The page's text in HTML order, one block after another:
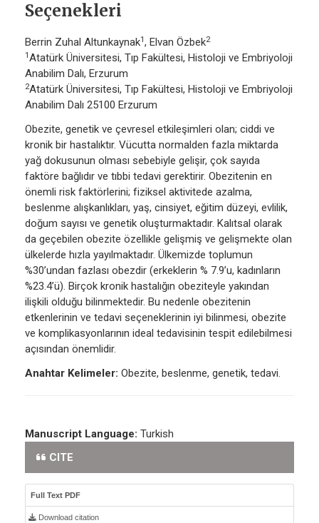
Seçenekleri
Berrin Zuhal Altunkaynak1, Elvan Özbek2
1Atatürk Üniversitesi, Tıp Fakültesi, Histoloji ve Embriyoloji
Anabilim Dalı, Erzurum
2Atatürk Üniversitesi, Tıp Fakültesi, Histoloji ve Embriyoloji
Anabilim Dalı 25100 Erzurum
Obezite, genetik ve çevresel etkileşimleri olan; ciddi ve
kronik bir hastalıktır. Vücutta normalden fazla miktarda
yağ dokusunun olması sebebiyle gelişir, çok sayıda
faktöre bağlıdır ve tıbbi tedavi gerektirir. Obezitenin en
önemli risk faktörlerini; fiziksel aktivitede azalma,
beslenme alışkanlıkları, yaş, cinsiyet, eğitim düzeyi, evlilik,
doğum sayısı ve genetik oluşturmaktadır. Kalıtsal olarak
da geçebilen obezite özellikle gelişmiş ve gelişmekte olan
ülkelerde hızla yayılmaktadır. Ülkemizde toplumun
%30’undan fazlası obezdir (erkeklerin % 7.9’u, kadınların
%23.4’ü). Birçok kronik hastalığın obeziteyle yakından
ilişkili olduğu bilinmektedir. Bu nedenle obezitenin
etkenlerinin ve tedavi seçeneklerinin iyi bilinmesi, obezite
ve komplikasyonlarının ideal tedavisinin tespit edilebilmesi
açısından önemlidir.
Anahtar Kelimeler: Obezite, beslenme, genetik, tedavi.
Manuscript Language: Turkish
CITE
Full Text PDF
Download citation